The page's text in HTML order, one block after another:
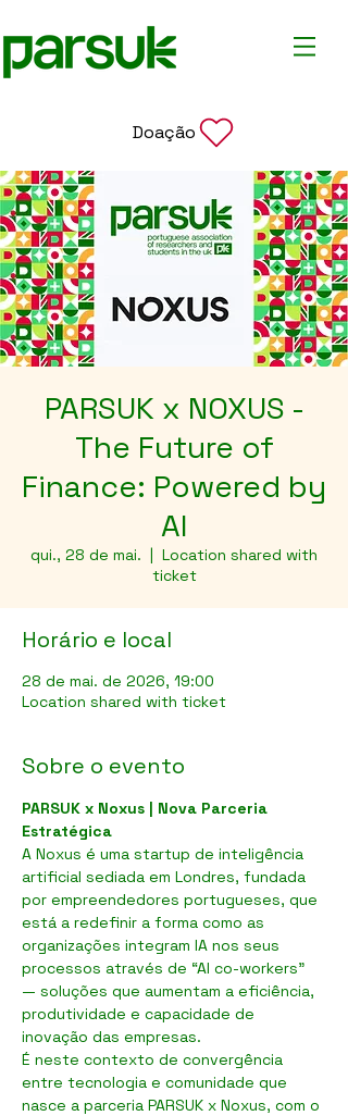
Doação
PARSUK x NOXUS -
The Future of
Finance: Powered by
AI
qui., 28 de mai.
  |
Location shared with
ticket
Horário e local
28 de mai. de 2026, 19:00
Location shared with ticket
Sobre o evento
PARSUK x Noxus | Nova Parceria
Estratégica
A Noxus é uma startup de inteligência
artificial sediada em Londres, fundada
por empreendedores portugueses, que
está a redefinir a forma como as
organizações integram IA nos seus
processos através de “AI co-workers”
— soluções que aumentam a eficiência,
produtividade e capacidade de
inovação das empresas.
É neste contexto de convergência
entre tecnologia e comunidade que
nasce a parceria PARSUK x Noxus, com o